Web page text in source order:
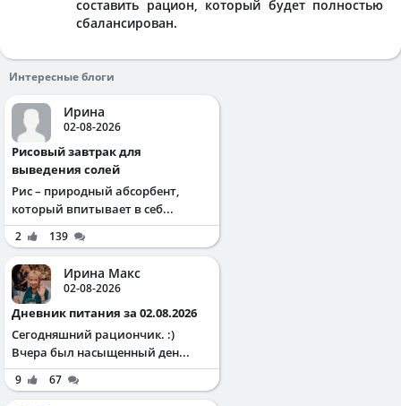
составить рацион, который будет полностью
сбалансирован.
Интересные блоги
Ирина
02-08-2026
Рисовый завтрак для
выведения солей
Рис – природный абсорбент,
который впитывает в себ...
2 139
Ирина Макс
02-08-2026
Дневник питания за 02.08.2026
Сегодняшний рациончик. :)
Вчера был насыщенный ден...
9 67